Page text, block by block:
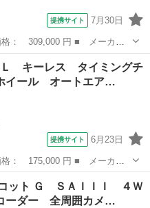
提携サイト 7月30日
■ グレード名： Ｘ ＳＡＩ
ｅｔｏｏｔｈ☆バックカメ
Ｌ キーレス タイミングチ
イール オートエア…
提携サイト 6月23日
■ グレード名： Ｌ キーレ
ール オートエアコン ナビ
ット Ｇ ＳＡＩＩＩ ４Ｗ
ーダー 全周囲カメ…